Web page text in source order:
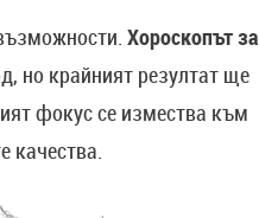
Хороскопът за
но крайният резултат ще
фокус се измества към
качества.